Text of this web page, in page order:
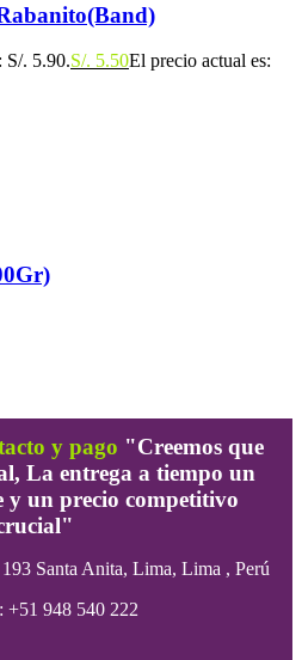
S/. 5.90.S/. 5.50El precio actual es:
y pago "Creemos que
La entrega a tiempo un
un precio competitivo
Santa Anita, Lima, Lima , Perú
+51 948 540 222